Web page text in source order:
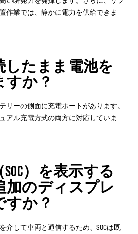
作業では、静かに電力を供給できま
したまま電池を
すか？
リーの側面に充電ポートがあります。
アル充電方式の両方に対応していま
）を表示する
加のディスプレ
すか？
介して車両と通信するため、SOCは既